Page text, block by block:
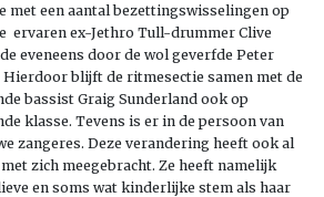
met een aantal bezettingswisselingen op
ervaren ex-Jethro Tull-drummer Clive
eveneens door de wol geverfde Peter
Hierdoor blijft de ritmesectie samen met de
bassist Graig Sunderland ook op
klasse. Tevens is er in de persoon van
zangeres. Deze verandering heeft ook al
zich meegebracht. Ze heeft namelijk
en soms wat kinderlijke stem als haar